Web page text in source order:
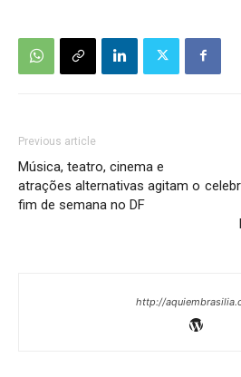
Previous article
Música, teatro, cinema e
atrações alternativas agitam o
fim de semana no DF
http://